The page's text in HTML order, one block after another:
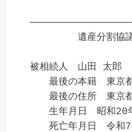
遺産分割協議
被相続人　山田 太郎
最後の本籍　東京
最後の住所　東京
生年月日　昭和20
死亡年月日　令和7